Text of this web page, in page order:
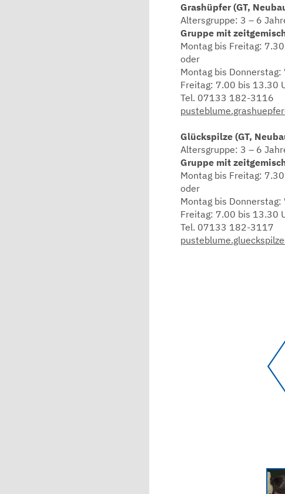
Grashüpfer (GT,
Altersgruppe: 3 – 6
Gruppe mit
Montag bis Freitag:
oder
Montag bis
Freitag: 7.00 bis 13.30
Tel. 07133 182-3116
Glückspilze (GT,
Altersgruppe: 3 – 6
Gruppe mit
Montag bis Freitag:
oder
Montag bis
Freitag: 7.00 bis 13.30
Tel. 07133 182-3117